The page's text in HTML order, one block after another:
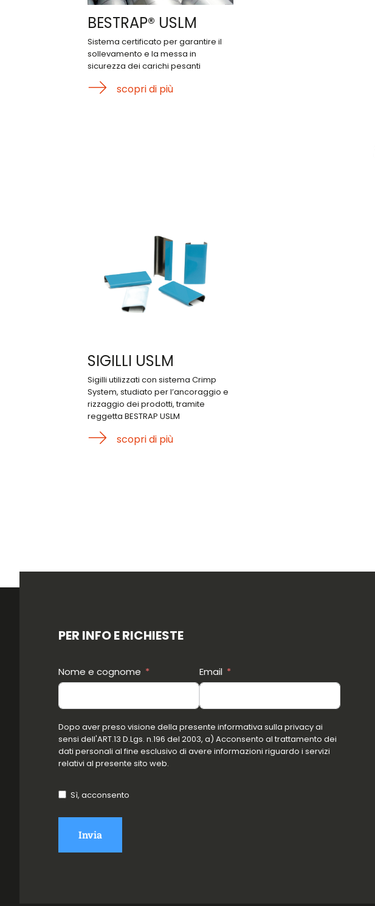
BESTRAP® USLM
Sistema certificato per garantire il
sollevamento e la messa in
sicurezza dei carichi pesanti
scopri di più
SIGILLI USLM
Sigilli utilizzati con sistema Crimp
System, studiato per l’ancoraggio e
rizzaggio dei prodotti, tramite
reggetta BESTRAP USLM
scopri di più
PER INFO E RICHIESTE
Nome e cognome Email
Dopo aver preso visione della presente informativa sulla privacy ai
sensi dell'ART.13 D.Lgs. n.196 del 2003, a) Acconsento al trattamento dei
dati personali al fine esclusivo di avere informazioni riguardo i servizi
relativi al presente sito web.
Sì, acconsento
Invia